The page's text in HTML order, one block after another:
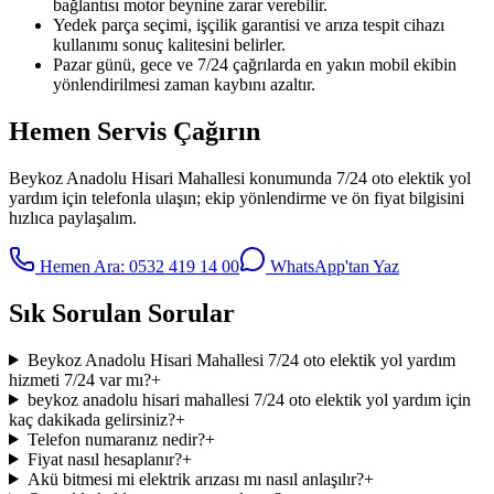
bağlantısı motor beynine zarar verebilir.
Yedek parça seçimi, işçilik garantisi ve arıza tespit cihazı
kullanımı sonuç kalitesini belirler.
Pazar günü, gece ve 7/24 çağrılarda en yakın mobil ekibin
yönlendirilmesi zaman kaybını azaltır.
Hemen Servis Çağırın
Beykoz Anadolu Hisari Mahallesi konumunda 7/24 oto elektik yol
yardım için telefonla ulaşın; ekip yönlendirme ve ön fiyat bilgisini
hızlıca paylaşalım.
Hemen Ara: 0532 419 14 00 WhatsApp'tan Yaz
Sık Sorulan Sorular
Beykoz Anadolu Hisari Mahallesi 7/24 oto elektik yol yardım
hizmeti 7/24 var mı?+
beykoz anadolu hisari mahallesi 7/24 oto elektik yol yardım için
kaç dakikada gelirsiniz?+
Telefon numaranız nedir?+
Fiyat nasıl hesaplanır?+
Akü bitmesi mi elektrik arızası mı nasıl anlaşılır?+